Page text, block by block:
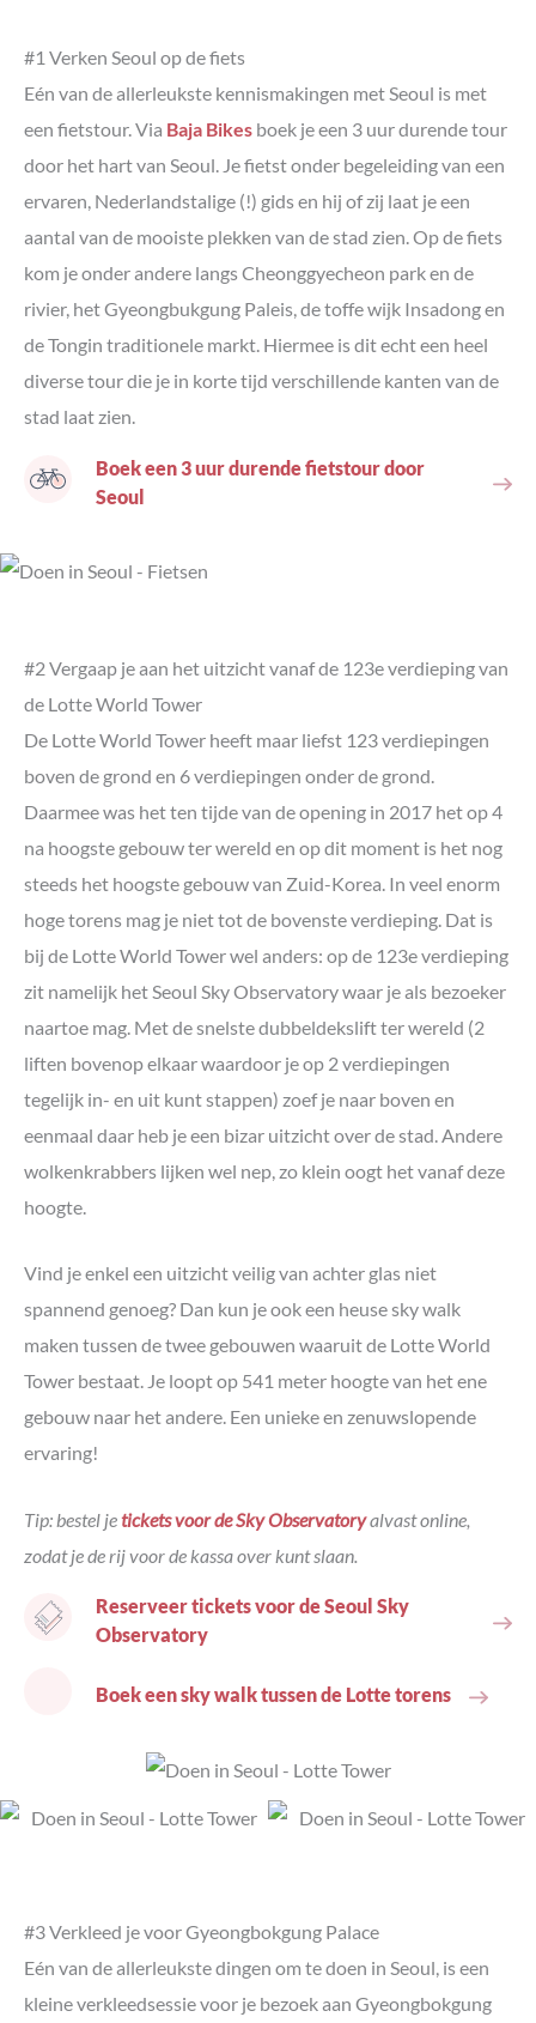
#1 Verken Seoul op de fiets
Eén van de allerleukste kennismakingen met Seoul is met
een fietstour. Via Baja Bikes boek je een 3 uur durende tour
door het hart van Seoul. Je fietst onder begeleiding van een
ervaren, Nederlandstalige (!) gids en hij of zij laat je een
aantal van de mooiste plekken van de stad zien. Op de fiets
kom je onder andere langs Cheonggyecheon park en de
rivier, het Gyeongbukgung Paleis, de toffe wijk Insadong en
de Tongin traditionele markt. Hiermee is dit echt een heel
diverse tour die je in korte tijd verschillende kanten van de
stad laat zien.
Boek een 3 uur durende fietstour door
Seoul
#2 Vergaap je aan het uitzicht vanaf de 123e verdieping van
de Lotte World Tower
De Lotte World Tower heeft maar liefst 123 verdiepingen
boven de grond en 6 verdiepingen onder de grond.
Daarmee was het ten tijde van de opening in 2017 het op 4
na hoogste gebouw ter wereld en op dit moment is het nog
steeds het hoogste gebouw van Zuid-Korea. In veel enorm
hoge torens mag je niet tot de bovenste verdieping. Dat is
bij de Lotte World Tower wel anders: op de 123e verdieping
zit namelijk het Seoul Sky Observatory waar je als bezoeker
naartoe mag. Met de snelste dubbeldekslift ter wereld (2
liften bovenop elkaar waardoor je op 2 verdiepingen
tegelijk in- en uit kunt stappen) zoef je naar boven en
eenmaal daar heb je een bizar uitzicht over de stad. Andere
wolkenkrabbers lijken wel nep, zo klein oogt het vanaf deze
hoogte.
Vind je enkel een uitzicht veilig van achter glas niet
spannend genoeg? Dan kun je ook een heuse sky walk
maken tussen de twee gebouwen waaruit de Lotte World
Tower bestaat. Je loopt op 541 meter hoogte van het ene
gebouw naar het andere. Een unieke en zenuwslopende
ervaring!
Tip: bestel jetickets voor de Sky Observatoryalvast online,
zodat je de rij voor de kassa over kunt slaan.
Reserveer tickets voor de Seoul Sky
Observatory
Boek een sky walk tussen de Lotte torens
#3 Verkleed je voor Gyeongbokgung Palace
Eén van de allerleukste dingen om te doen in Seoul, is een
kleine verkleedsessie voor je bezoek aan Gyeongbokgung